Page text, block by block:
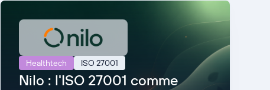
Healthtech ISO 27001
Nilo : l'ISO 27001 comme